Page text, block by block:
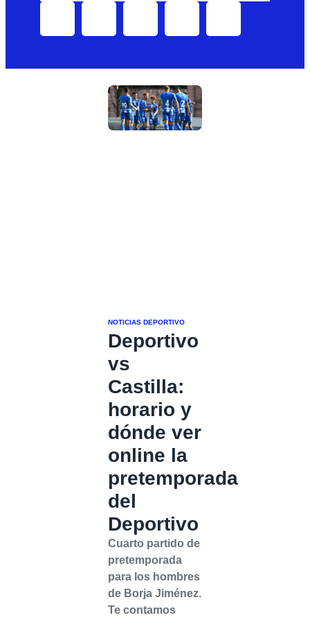
NOTICIAS DEPORTIVO
Deportivo
vs
Castilla:
horario y
dónde ver
online la
pretemporada
del
Deportivo
Cuarto partido de
pretemporada
para los hombres
de Borja Jiménez.
Te contamos